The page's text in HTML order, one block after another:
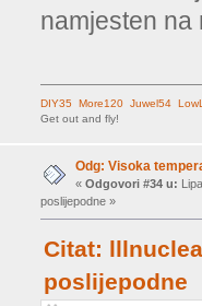
namjesten na
DIY35 More120 Juwel54
Get out and fly!
Odg: Visoka
« Odgovori #34 u:
poslijepodne »
Citat:
poslijepodne